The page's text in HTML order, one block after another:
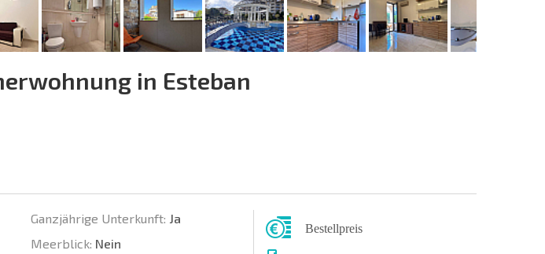
in Esteban
Ganzjährige Unterkunft: Ja
Meerblick: Nein
Bestellpreis